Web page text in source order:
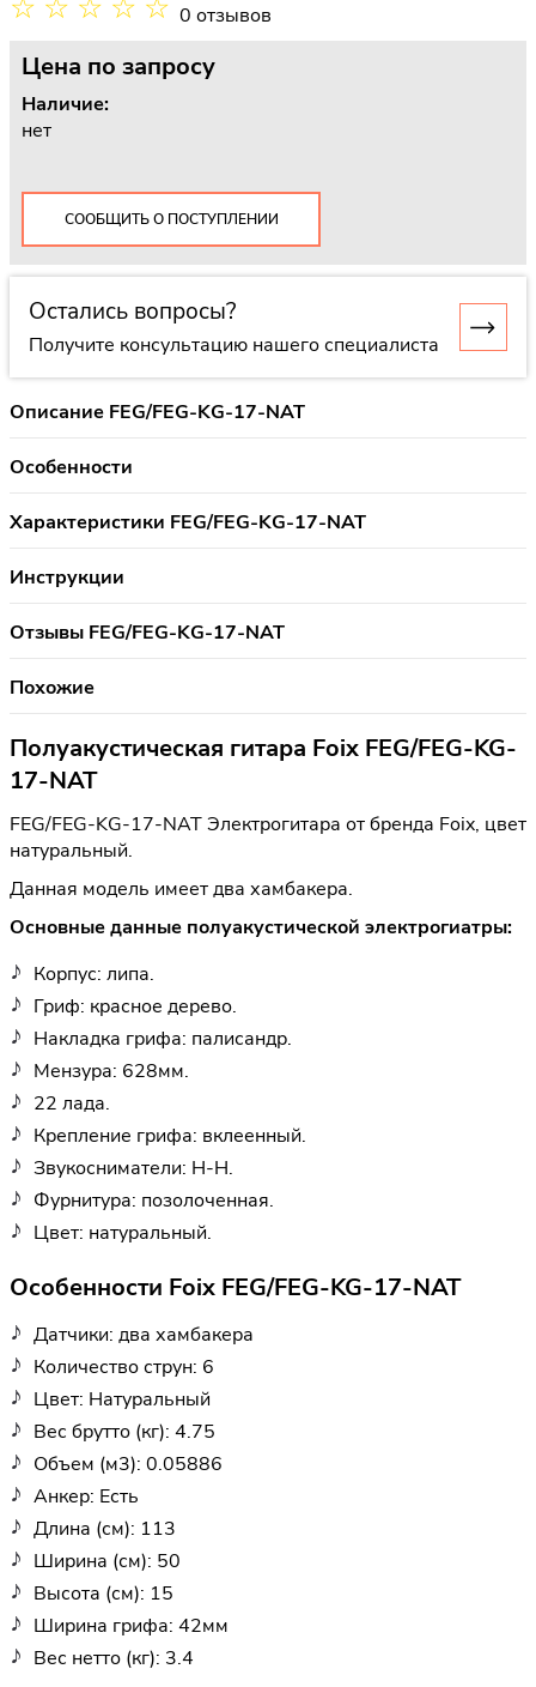
☆ ☆ ☆ ☆ ☆ 0 отзывов
Цена по запросу
Наличие:
нет
СООБЩИТЬ О ПОСТУПЛЕНИИ
Остались вопросы?
Получите консультацию нашего специалиста
Описание FEG/FEG-KG-17-NAT
Особенности
Характеристики FEG/FEG-KG-17-NAT
Инструкции
Отзывы FEG/FEG-KG-17-NAT
Похожие
Полуакустическая гитара Foix FEG/FEG-KG-
17-NAT
FEG/FEG-KG-17-NAT Электрогитара от бренда Foix, цвет
натуральный.
Данная модель имеет два хамбакера.
Основные данные полуакустической электрогиатры:
Корпус: липа.
Гриф: красное дерево.
Накладка грифа: палисандр.
Мензура: 628мм.
22 лада.
Крепление грифа: вклеенный.
Звукосниматели: H-H.
Фурнитура: позолоченная.
Цвет: натуральный.
Особенности Foix FEG/FEG-KG-17-NAT
Датчики: два хамбакера
Количество струн: 6
Цвет: Натуральный
Вес брутто (кг): 4.75
Объем (м3): 0.05886
Анкер: Есть
Длина (см): 113
Ширина (см): 50
Высота (см): 15
Ширина грифа: 42мм
Вес нетто (кг): 3.4